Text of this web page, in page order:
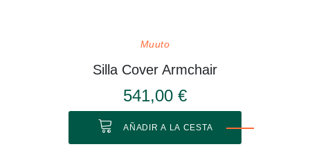
Muuto
Silla Cover Armchair
541,00 €
AÑADIR A LA CESTA